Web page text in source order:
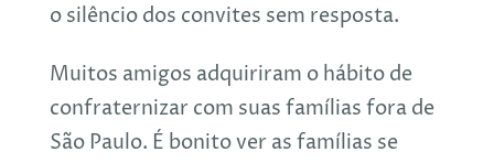
o silêncio dos convites sem resposta.
Muitos amigos adquiriram o hábito de
confraternizar com suas famílias fora de
São Paulo. É bonito ver as famílias se